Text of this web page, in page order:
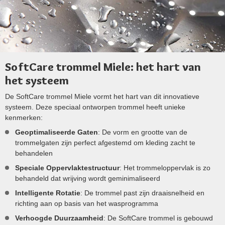
SoftCare trommel Miele: het hart van
het systeem
De SoftCare trommel Miele vormt het hart van dit innovatieve
systeem. Deze speciaal ontworpen trommel heeft unieke
kenmerken:
Geoptimaliseerde Gaten: De vorm en grootte van de
trommelgaten zijn perfect afgestemd om kleding zacht te
behandelen
Speciale Oppervlaktestructuur: Het trommeloppervlak is zo
behandeld dat wrijving wordt geminimaliseerd
Intelligente Rotatie: De trommel past zijn draaisnelheid en
richting aan op basis van het wasprogramma
Verhoogde Duurzaamheid: De SoftCare trommel is gebouwd